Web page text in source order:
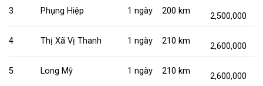
3 Phụng Hiệp 1 ngày 200 km
2,500,000
4 Thị Xã Vị Thanh 1 ngày 210 km
2,600,000
5 Long Mỹ 1 ngày 210 km
2,600,000